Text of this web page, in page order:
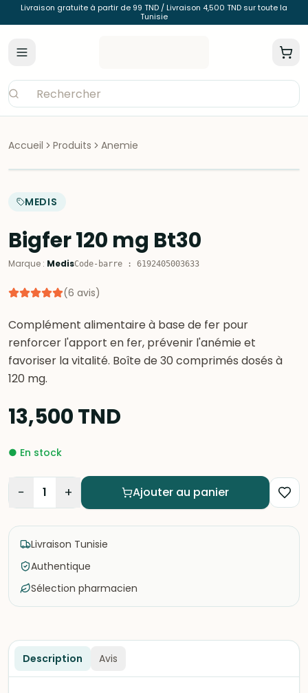
Livraison gratuite à partir de 99 TND / Livraison 4,500 TND sur toute la
Tunisie
Accueil Produits Anemie
MEDIS
Bigfer 120 mg Bt30
Marque : MedisCode-barre : 6192405003633
(6 avis)
Complément alimentaire à base de fer pour
renforcer l'apport en fer, prévenir l'anémie et
favoriser la vitalité. Boîte de 30 comprimés dosés à
120 mg.
13,500TND
● En stock
− 1 + Ajouter au panier
Livraison Tunisie
Authentique
Sélection pharmacien
Description Avis